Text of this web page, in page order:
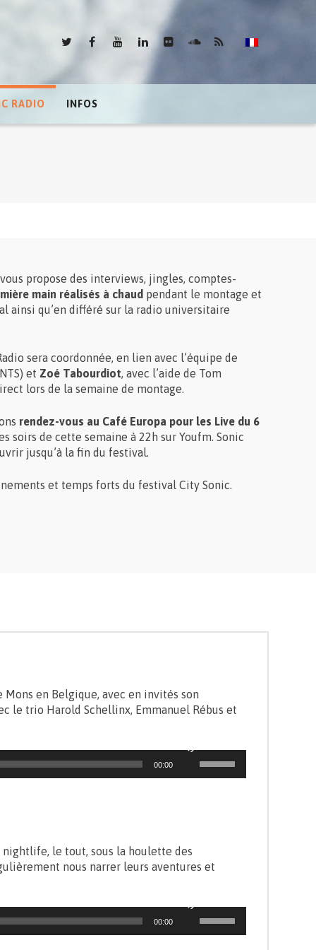
RADIO INFOS
propose des interviews, jingles, comptes-
main réalisés à chaud pendant le montage et
ainsi qu’en différé sur la radio universitaire
sera coordonnée, en lien avec l’équipe de
) etZoé Tabourdiot, avec l’aide de Tom
lors de la semaine de montage.
rendez-vous au Café Europa pour les Live du 6
soirs de cette semaine à 22h sur Youfm. Sonic
jusqu’à la fin du festival.
et temps forts du festival City Sonic.
en Belgique, avec en invités son
le trio Harold Schellinx, Emmanuel Rébus et
00:00
diminuer
nightlife, le tout, sous la houlette des
nous narrer leurs aventures et
00:00